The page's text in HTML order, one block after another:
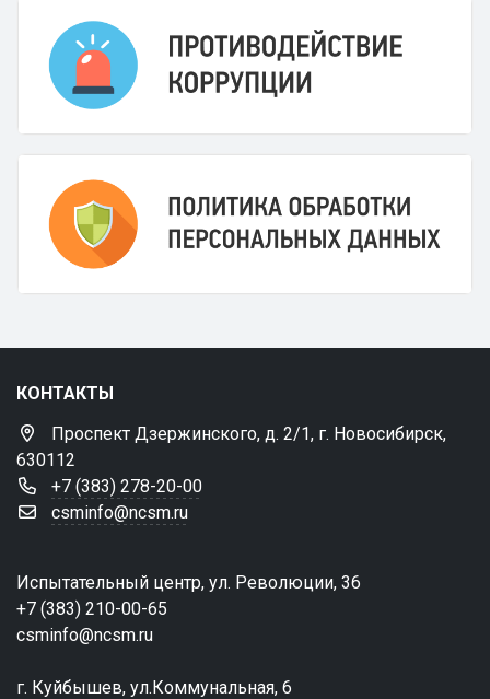
КОНТАКТЫ
Проспект Дзержинского, д. 2/1, г. Новосибирск,
630112
+7 (383) 278-20-00
csminfo@ncsm.ru
Испытательный центр, ул. Революции, 36
+7 (383) 210-00-65
csminfo@ncsm.ru
г. Куйбышев, ул.Коммунальная, 6